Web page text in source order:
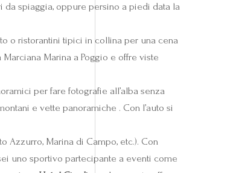
spiaggia, oppure persino a piedi data la
o ristorantini tipici in collina per una cena
Marina a Poggio e offre viste
per fare fotografie all’alba senza
e vette panoramiche . Con l’auto si
Azzurro, Marina di Campo, etc.). Con
uno sportivo partecipante a eventi come